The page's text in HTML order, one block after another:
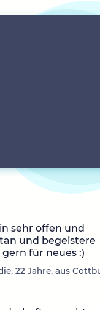
sehr offen und
und begeistere
für neues :)
22 Jahre, aus